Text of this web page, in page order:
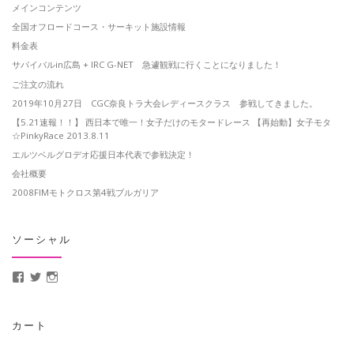
メインコンテンツ
全国オフロードコース・サーキット施設情報
料金表
サバイバルin広島 + IRC G-NET 急遽観戦に行くことになりました！
ご注文の流れ
2019年10月27日 CGC奈良トラ大会レディースクラス 参戦してきました。
【5.21速報！！】 西日本で唯一！女子だけのモタードレース 【再始動】女子モタ
☆PinkyRace 2013.8.11
エルツベルグロデオ応援日本代表で参戦決定！
会社概要
2008FIMモトクロス第4戦ブルガリア
ソーシャル
MotoCrusader さんのプロフィールを Facebook で表示
@MotoCrusader さんのプロフィールを Twitter で表示
カート